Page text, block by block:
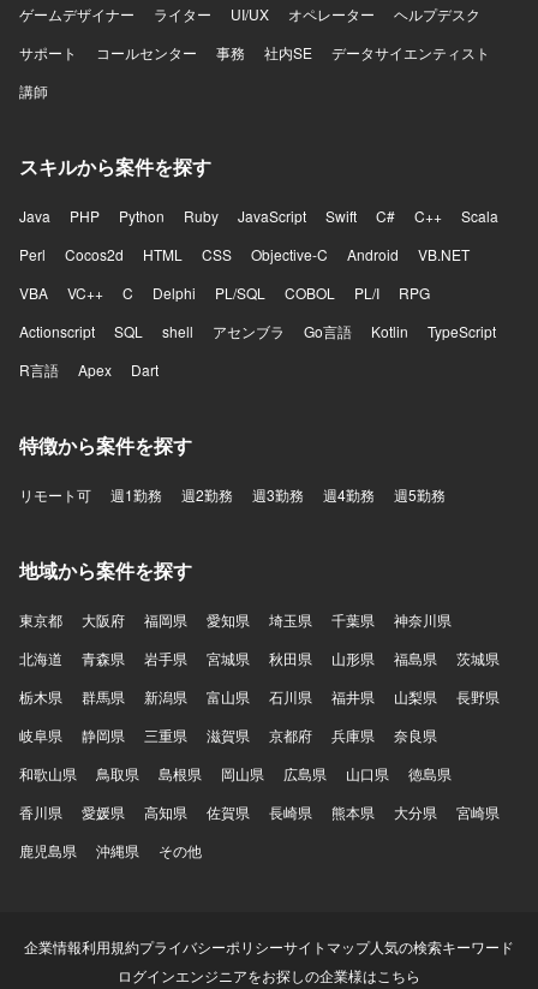
ゲームデザイナー
ライター UI/UX オペレーター
ヘルプデスク
サポート
コールセンター 事務 社内SE
データサイエンティスト
講師
スキルから案件を探す
Java PHP Python Ruby JavaScript Swift C# C++
Scala
Perl
Cocos2d HTML CSS Objective-C Android
VB.NET
VBA
VC++ C Delphi PL/SQL COBOL PL/I
RPG
Actionscript
SQL shell アセンブラ Go言語 Kotlin
TypeScript
R言語
Apex Dart
特徴から案件を探す
リモート可 週1勤務 週2勤務 週3勤務 週4勤務 週5勤務
地域から案件を探す
東京都 大阪府 福岡県 愛知県 埼玉県 千葉県
神奈川県
北海道
青森県 岩手県 宮城県 秋田県 山形県 福島県
茨城県
栃木県
群馬県 新潟県 富山県 石川県 福井県 山梨県
長野県
岐阜県
静岡県 三重県 滋賀県 京都府 兵庫県
奈良県
和歌山県
鳥取県 島根県 岡山県 広島県 山口県
徳島県
香川県
愛媛県 高知県 佐賀県 長崎県 熊本県 大分県
宮崎県
鹿児島県
沖縄県 その他
企業情報利用規約プライバシーポリシーサイトマップ人気の検索キーワード
ログインエンジニアをお探しの企業様はこちら